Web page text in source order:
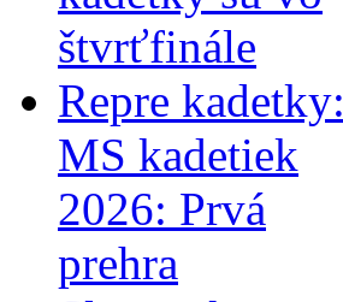
štvrťfinále
Repre kadetky:
MS kadetiek
2026: Prvá
prehra